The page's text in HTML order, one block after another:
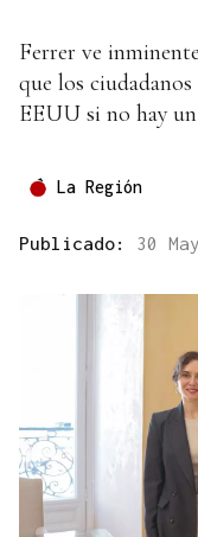
Ferrer ve
que los
EEUU si no hay
La Región
Publicado: 30